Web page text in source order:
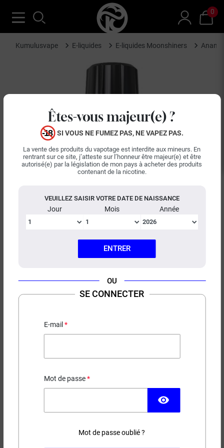
Êtes-vous majeur(e) ?
SI VOUS NE FUMEZ PAS, NE VAPEZ PAS.
La vente des produits du vapotage est interdite aux mineurs. En
rentrant sur ce site, j’atteste sur l’honneur être majeur(e) et être
autorisé(e) par la législation de mon pays à acheter des produits
contenant de la nicotine.
VEUILLEZ SAISIR VOTRE DATE DE NAISSANCE
Jour Mois Année
ENTRER
OU
SE CONNECTER
E-mail
Mot de passe
visibility
Mot de passe oublié ?
0
Kumulusvape E-liquides E-liquides Moonshiners
E-LIQUIDE ANANAS FRAISE
5,90 €
EN STOCK
Contenance
AJOUTER AU PANIER